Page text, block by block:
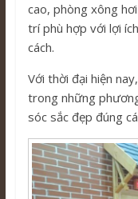
cao, phòng xông
trí phù hợp với lợi
cách.
Với thời đại hiện
trong những
sóc sắc đẹp đúng